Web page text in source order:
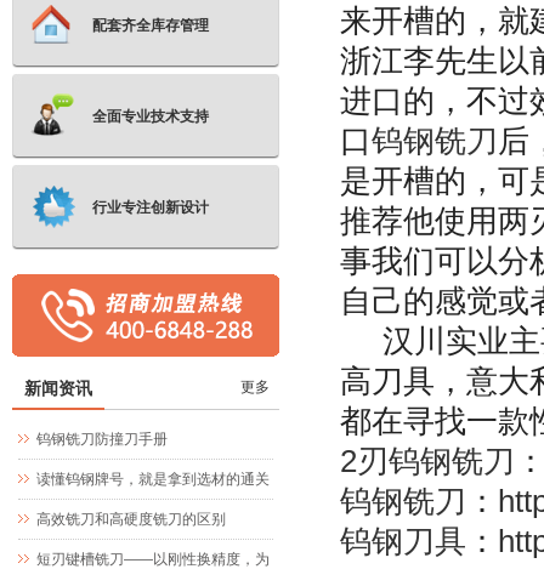
来开槽的，就
浙江李先生以
进口的，不过
口钨钢铣刀 后
是开槽的，可
推荐他使用两
事我们可以分
自己的感觉或
汉川实业主
高刀具，意大
都在寻找一款
2刃钨钢铣刀
钨钢铣刀 ：
钨钢刀具 ：
配套齐全库存管理
全面专业技术支持
行业专注创新设计
新闻资讯 更多
钨钢铣刀防撞刀手册
读懂钨钢牌号，就是拿到选材的通关
文牒
高效铣刀和高硬度铣刀的区别
短刃键槽铣刀——以刚性换精度，为